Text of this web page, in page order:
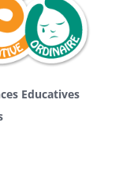
Educatives